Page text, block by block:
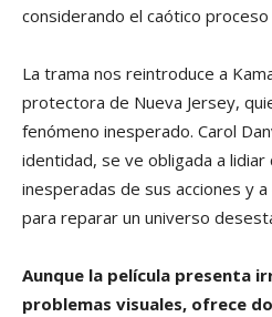
considerando el caótico
La trama nos reintroduce a
protectora de Nueva Jersey,
fenómeno inesperado. Carol
identidad, se ve obligada a lidiar
inesperadas de sus acciones y
para reparar un universo
Aunque la película presenta
problemas visuales, ofrece